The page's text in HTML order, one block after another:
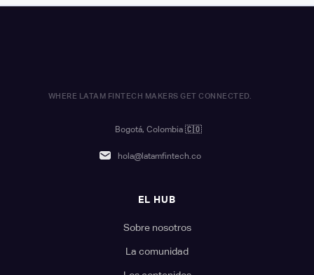
WHERE LATAM FINTECH MAKERS GET CONNECTED.
Bogotá, Colombia 🇨🇴
hola@latamfintech.co
EL HUB
Sobre nosotros
La comunidad